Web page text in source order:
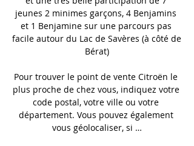
jeunes 2 minimes garçons, 4 Benjamins
et 1 Benjamine sur une parcours pas
facile autour du Lac de Savères (à côté de
Bérat)
Pour trouver le point de vente Citroën le
plus proche de chez vous, indiquez votre
code postal, votre ville ou votre
département. Vous pouvez également
vous géolocaliser, si …